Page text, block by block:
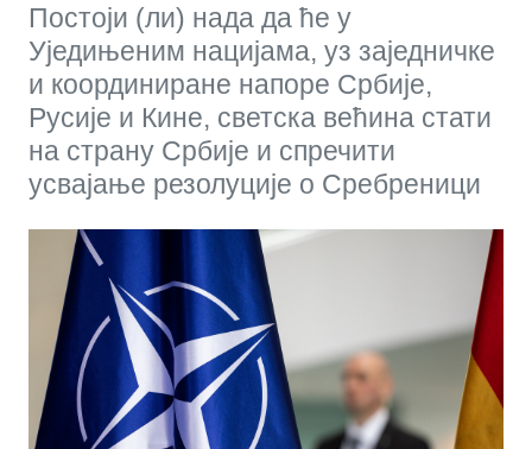
Постоји (ли) нада да ће у
Уједињеним нацијама, уз заједничке
и координиране напоре Србије,
Русије и Кине, светска већина стати
на страну Србије и спречити
усвајање резолуције о Сребреници